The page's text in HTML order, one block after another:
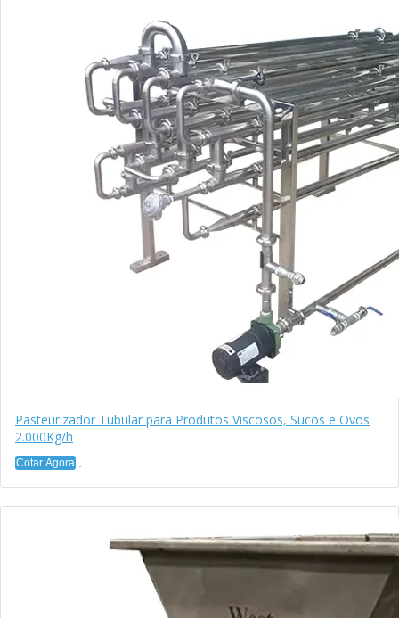
Pasteurizador Tubular para Produtos Viscosos, Sucos e Ovos
2.000Kg/h
Cotar Agora